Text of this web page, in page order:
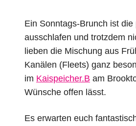
Ein Sonntags-Brunch ist
ausschlafen und trotzdem
lieben die Mischung aus
Kanälen (Fleets) ganz
im Kaispeicher.B am
Wünsche offen lässt.
Es erwarten euch